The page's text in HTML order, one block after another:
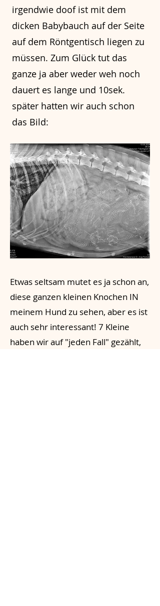
irgendwie doof ist mit dem
dicken Babybauch auf der Seite
auf dem Röntgentisch liegen zu
müssen. Zum Glück tut das
ganze ja aber weder weh noch
dauert es lange und 10sek.
später hatten wir auch schon
das Bild:
Etwas seltsam mutet es ja schon an,
diese ganzen kleinen Knochen IN
meinem Hund zu sehen, aber es ist
auch sehr interessant! 7 Kleine
haben wir auf "jeden Fall" gezählt,